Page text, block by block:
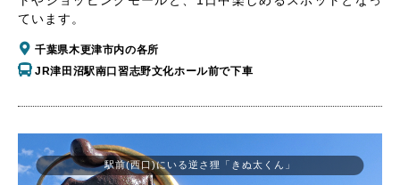
ています。
千葉県木更津市内の各所
JR津田沼駅南口習志野文化ホール前で下車
駅前(西口)にいる逆さ狸「きぬ太くん」